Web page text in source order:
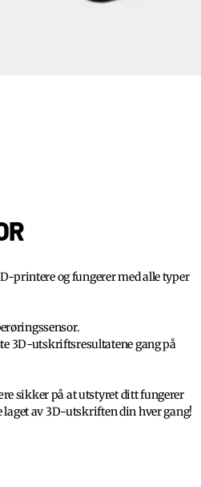
printere og fungerer med alle typer
3D-utskriftsresultatene gang på
sikker på at utstyret ditt fungerer
av 3D-utskriften din hver gang!